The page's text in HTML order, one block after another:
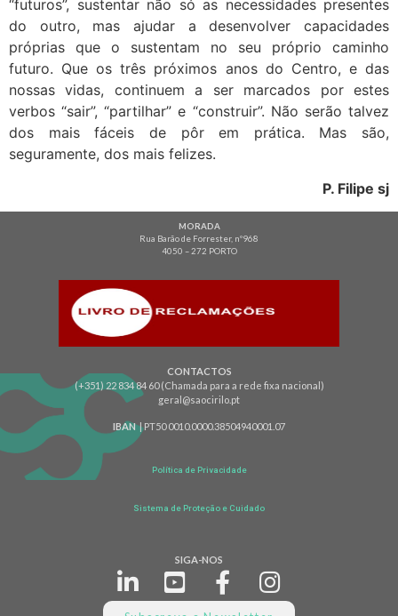
“futuros”, sustentar não só as necessidades presentes
do outro, mas ajudar a desenvolver capacidades
próprias que o sustentam no seu próprio caminho
futuro. Que os três próximos anos do Centro, e das
nossas vidas, continuem a ser marcados por estes
verbos “sair”, “partilhar” e “construir”. Não serão talvez
dos mais fáceis de pôr em prática. Mas são,
seguramente, dos mais felizes.
P. Filipe sj
MORADA
Rua Barão de Forrester, nº968
4050 – 272 PORTO
CONTACTOS
(+351) 22 834 84 60 (Chamada para a rede fixa nacional)
geral@saocirilo.pt
IBAN| PT50 0010.0000.38504940001.07
Política de Privacidade
Sistema de Proteção e Cuidado
SIGA-NOS